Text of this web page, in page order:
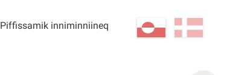
kl-GL
Piffissamik inniminniineq